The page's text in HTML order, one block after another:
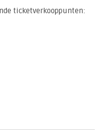
ticketverkooppunten: